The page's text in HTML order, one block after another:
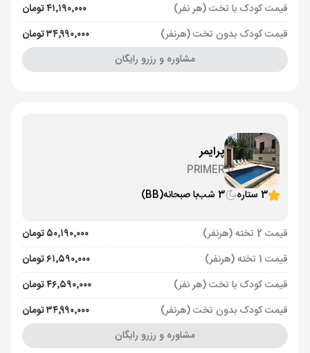
قیمت کودک با تخت (هر نفر)
۴۱٬۱۹۰٬۰۰۰ تومان
قیمت کودک بدون تخت (هرنفر)
۳۴٬۹۹۰٬۰۰۰ تومان
مشاوره و رزرو رایگان
پرایمر
PRIMER
3 ستاره
3 شب با صبحانه(BB)
قیمت 2 تخته (هرنفر)
۵۰٬۱۹۰٬۰۰۰ تومان
قیمت 1 تخته (هرنفر)
۶۱٬۵۹۰٬۰۰۰ تومان
قیمت کودک با تخت (هر نفر)
۴۶٬۵۹۰٬۰۰۰ تومان
قیمت کودک بدون تخت (هرنفر)
۳۴٬۹۹۰٬۰۰۰ تومان
مشاوره و رزرو رایگان